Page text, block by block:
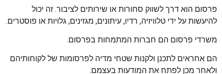
פרסום הוא דרך לשווק סחורות או שירותים לציבור. זה יכול
להיעשות על ידי טלוויזיה, רדיו, עיתונים, מגזינים, גלויות או פוסטרים.
משרדי פרסום הם חברות המתמחות בפרסום.
הם אחראים לתכנן ולקנות שטחי מדיה לפרסומות של לקוחותיהם
ולאחר מכן לפתח את המודעות בעצמם.